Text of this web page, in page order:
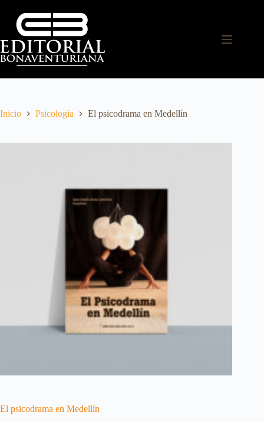
Inicio Psicología El psicodrama en Medellín
El psicodrama en Medellín